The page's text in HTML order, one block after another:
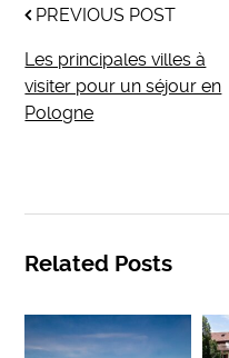
PREVIOUS POST
Les principales villes à
visiter pour un séjour en
Pologne
Related Posts